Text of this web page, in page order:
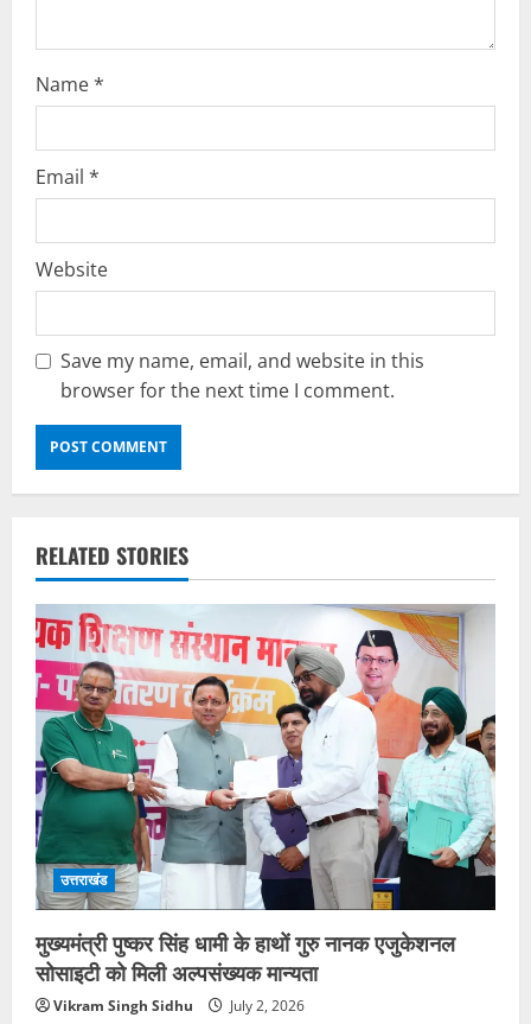
Name*
Email *
Website
Save my name, email, and website in this
browser for the next time I comment.
RELATED STORIES
उत्तराखंड
मुख्यमंत्री पुष्कर सिंह धामी के हाथों गुरु नानक एजुकेशनल
सोसाइटी को मिली अल्पसंख्यक मान्यता
Vikram Singh Sidhu July 2, 2026